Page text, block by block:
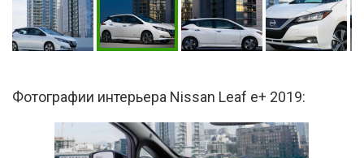
Фотографии интерьера Nissan Leaf e+ 2019: